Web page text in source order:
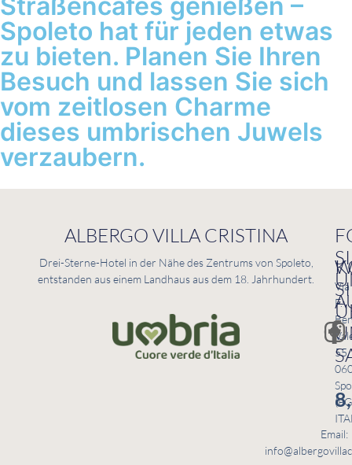
Spoleto hat für jeden etwas
zu bieten. Planen Sie Ihren
Besuch und lassen Sie sich
vom zeitlosen Charme
dieses umbrischen Juwels
verzaubern.
ALBERGO VILLA CRISTINA
Drei-Sterne-Hotel in der Nähe des Zentrums von Spoleto,
entstanden aus einem Landhaus aus dem 18. Jahrhundert.
Via
F.
55,
Email: